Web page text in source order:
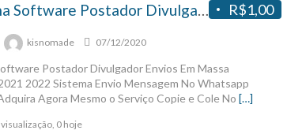
R$1,00
Programa Software Postador Divulgador Envios Em Massa Whatsapp 2021 2022
kisnomade 07/12/2020
Postador Divulgador Envios Em Massa
2022 Sistema Envio Mensagem No Whatsapp
Agora Mesmo o Serviço Copie e Cole No […]
0 hoje